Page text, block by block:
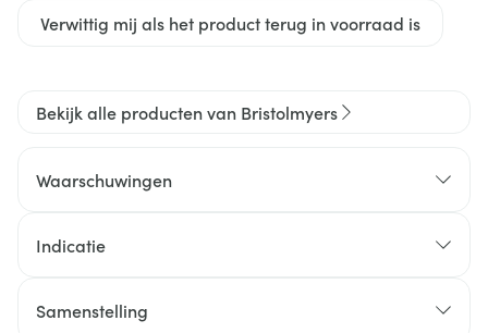
Verwittig mij als het product terug in voorraad is
Bekijk alle producten van Bristolmyers
Waarschuwingen
Indicatie
Samenstelling